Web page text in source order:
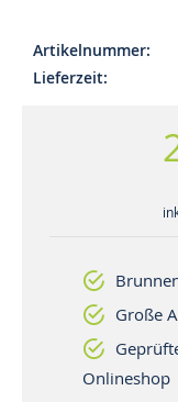
Artikelnummer
Lieferzeit
Große
Onlineshop